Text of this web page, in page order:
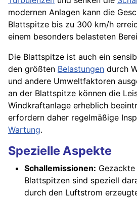
modernen Anlagen kann die
Blattspitze bis zu 300 km/h
einem besonders belasteten
Die Blattspitze ist auch ein
den größten Belastungen durch
und andere Umweltfaktoren
an der Blattspitze können die
Windkraftanlage erheblich
erfordern daher regelmäßige
Wartung.
Spezielle Aspekte
Schallemissionen:
Blattspitzen sind speziell
durch den Luftstrom